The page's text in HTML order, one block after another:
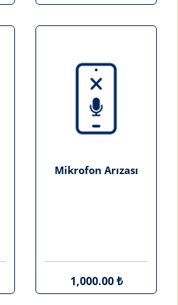
Mikrofon Arızası
1,000.00 ₺